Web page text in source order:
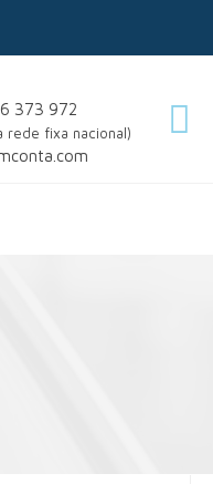
373 972
rede fixa nacional)